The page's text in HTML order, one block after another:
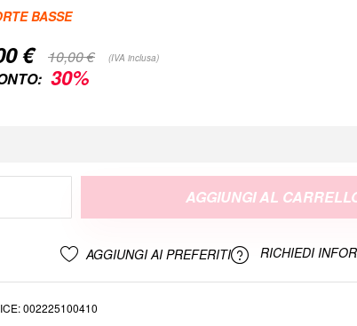
BASSE
€ 10,00 € (IVA inclusa)
30%
AGGIUNGI AL
AGGIUNGI AI PREFERITI RICHIEDI
002225100410